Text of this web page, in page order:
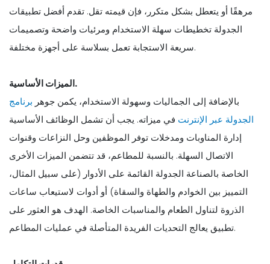
مرهقًا أو يتعطل بشكل متكرر، فإن قيمته تقل. تقدم أفضل تطبيقات
الجدولة تخطيطات سهلة الاستخدام ومرئيات واضحة وتصميمات
سريعة الاستجابة تعمل بسلاسة على أجهزة مختلفة.
الميزات الأساسية.
بالإضافة إلى الجماليات وسهولة الاستخدام، يكمن جوهر برنامج
الجدولة عبر الإنترنت في ميزاته. يجب أن تشمل الوظائف الأساسية
إدارة المناوبات ومدخلات توفر الموظفين وحل النزاعات وقنوات
الاتصال السهلة. بالنسبة للمطاعم، قد تتضمن الميزات الأخرى
الخاصة بالصناعة الجدولة القائمة على الأدوار (على سبيل المثال،
التمييز بين الخوادم والطهاة والسقاة) أو أدوات لاستيعاب ساعات
الذروة لتناول الطعام والمناسبات الخاصة. الهدف هو العثور على
تطبيق يعالج التحديات الفريدة المتأصلة في عمليات المطاعم.